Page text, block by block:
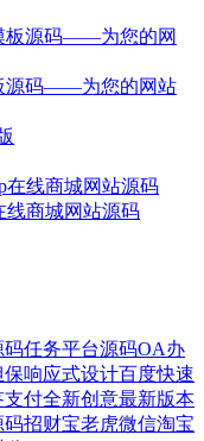
源码——为您的网站
线商城网站源码
码任务平台源码OA办
保响应式设计百度快速
支付全新创意最新版本
码招财宝老虎微信淘宝